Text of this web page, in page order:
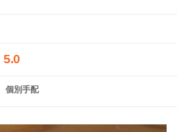
5.0
個別手配